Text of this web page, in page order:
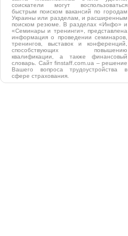
соискатели могут воспользоваться
быстрым поиском вакансий по городам
Украины или разделам, и расширенным
поиском резюме. В разделах «Инфо» и
«Семинары и тренинги», представлена
информация о проведении семинаров,
тренингов, выставок и конференций,
способствующих повышению
квалификации, а также финансовый
словарь. Сайт finstaff.com.ua – решение
Вашего вопроса трудоустройства в
сфере страхования.